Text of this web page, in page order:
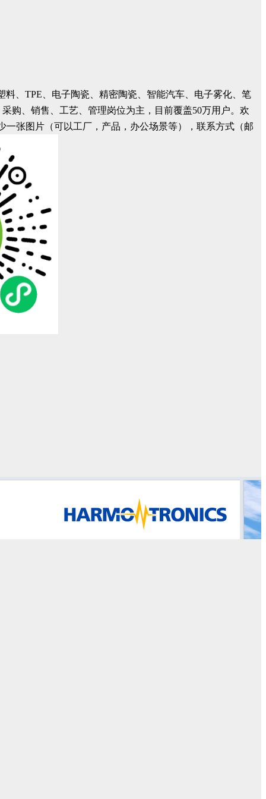
、TPE、电子陶瓷、精密陶瓷、智能汽车、电子雾化、笔
购、销售、工艺、管理岗位为主，目前覆盖50万用户。欢
一张图片（可以工厂，产品，办公场景等），联系方式（邮